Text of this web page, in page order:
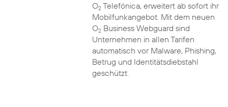
O2Telefónica, erweitert ab sofort ihr
Mobilfunkangebot. Mit dem neuen
O2Business Webguard sind
Unternehmen in allen Tarifen
automatisch vor Malware, Phishing,
Betrug und Identitätsdiebstahl
geschützt.